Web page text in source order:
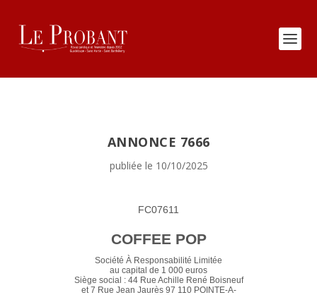
ANNONCE 7666
publiée le 10/10/2025
FC07611
COFFEE POP
Société À Responsabilité Limitée
au capital de 1 000 euros
Siège social : 44 Rue Achille René Boisneuf
et 7 Rue Jean Jaurès 97 110 POINTE-A-